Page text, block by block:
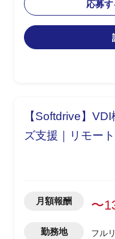
案か
・顧
よび
理を
応募
【Softdrive】
ズ支援｜リモー
月額報酬 〜
勤務地 フル